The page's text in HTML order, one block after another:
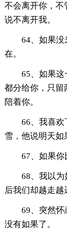
不会离开你，不
说不离开我。
64、如果
在。
65、如果这
都分给你，只留
陪着你。
66、我喜
雪，他说明天如
67、如果你
68、我以
后我们却越走越
69、突然
没有如果了。